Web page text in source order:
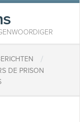
/
DE PRISON